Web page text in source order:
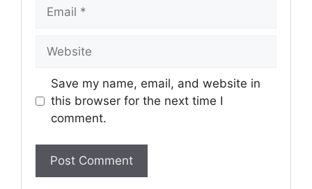
Save my name, email, and website in
this browser for the next time I
comment.